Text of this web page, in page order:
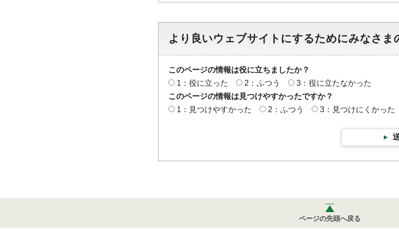
より良いウェブサイトにするためにみなさま
このページの情報は役に立ちましたか？
1：役に立った
2：ふつう
3：役に立たなかった
このページの情報は見つけやすかったですか？
1：見つけやすかった
2：ふつう 3：見つけにくかった
ページの先頭へ戻る